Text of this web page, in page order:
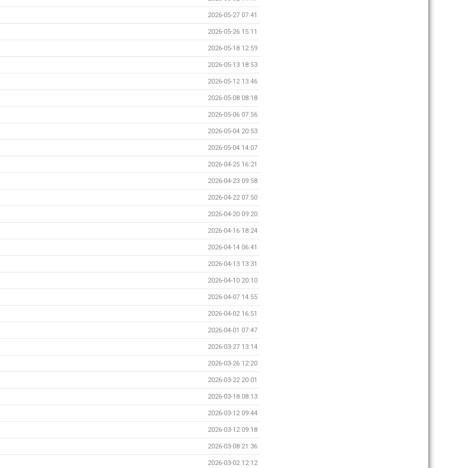
2026-05-27 07:41
2026-05-26 15:11
2026-05-18 12:59
2026-05-13 18:53
2026-05-12 13:46
2026-05-08 08:18
2026-05-06 07:56
2026-05-04 20:53
2026-05-04 14:07
2026-04-25 16:21
2026-04-23 09:58
2026-04-22 07:50
2026-04-20 09:20
2026-04-16 18:24
2026-04-14 06:41
2026-04-13 13:31
2026-04-10 20:10
2026-04-07 14:55
2026-04-02 16:51
2026-04-01 07:47
2026-03-27 13:14
2026-03-26 12:20
2026-03-22 20:01
2026-03-18 08:13
2026-03-12 09:44
2026-03-12 09:18
2026-03-08 21:36
2026-03-02 12:12